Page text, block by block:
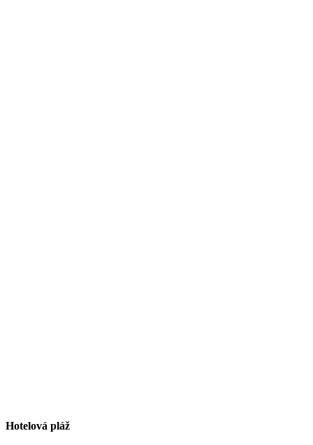
Hotelová pláž